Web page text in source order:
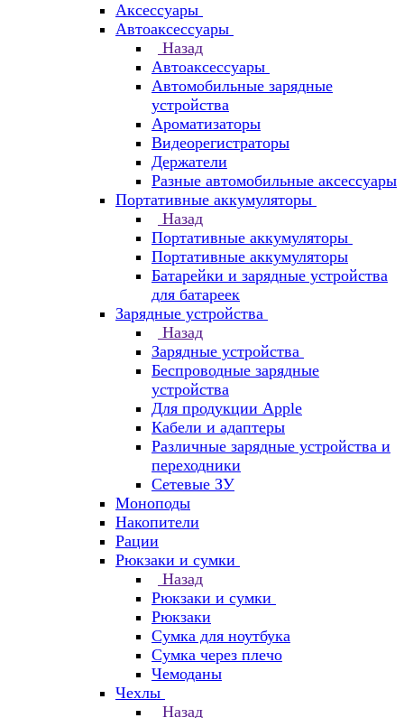
Аксессуары
Автоаксессуары
Назад
Автоаксессуары
Автомобильные зарядные
устройства
Ароматизаторы
Видеорегистраторы
Держатели
Разные автомобильные аксессуары
Портативные аккумуляторы
Назад
Портативные аккумуляторы
Портативные аккумуляторы
Батарейки и зарядные устройства
для батареек
Зарядные устройства
Назад
Зарядные устройства
Беспроводные зарядные
устройства
Для продукции Apple
Кабели и адаптеры
Различные зарядные устройства и
переходники
Сетевые ЗУ
Моноподы
Накопители
Рации
Рюкзаки и сумки
Назад
Рюкзаки и сумки
Рюкзаки
Сумка для ноутбука
Сумка через плечо
Чемоданы
Чехлы
Назад